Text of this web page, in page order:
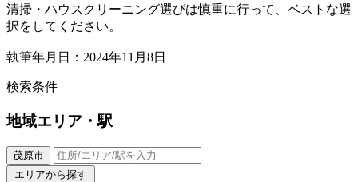
清掃・ハウスクリーニング選びは慎重に行って、ベストな選
択をしてください。
執筆年月日：2024年11月8日
検索条件
地域エリア・駅
茂原市
エリアから探す